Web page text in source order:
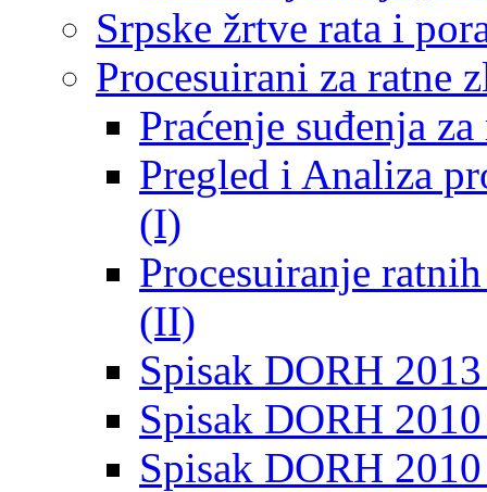
Srpske žrtve rata i
Procesuirani za ratne
Praćenje suđenja
Pregled i Analiza
(I)
Procesuiranje
(II)
Spisak DORH
Spisak DORH
Spisak DORH